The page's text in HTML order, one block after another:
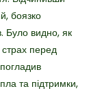
боязко
Було видно, як
страх перед
та підтримки,